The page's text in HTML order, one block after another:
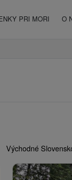
PRI MORI O
Východné